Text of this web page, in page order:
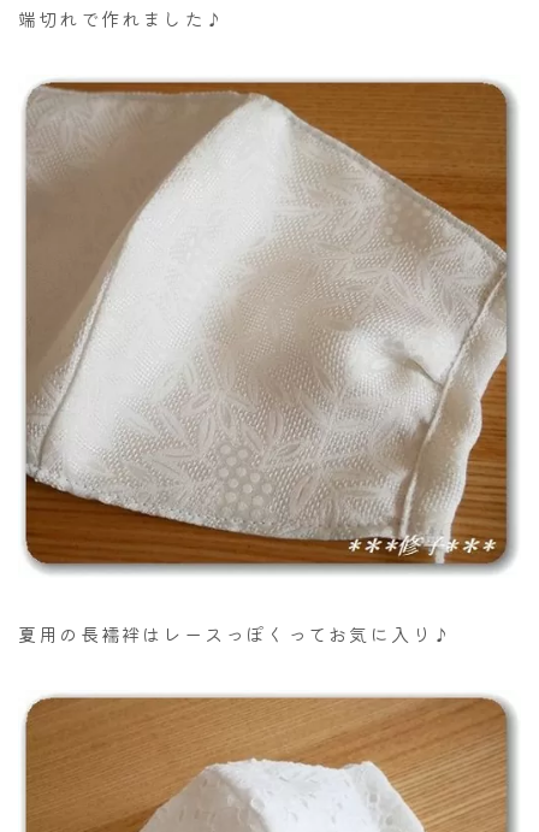
端切れで作れました♪
夏用の長襦袢はレースっぽくってお気に入り♪